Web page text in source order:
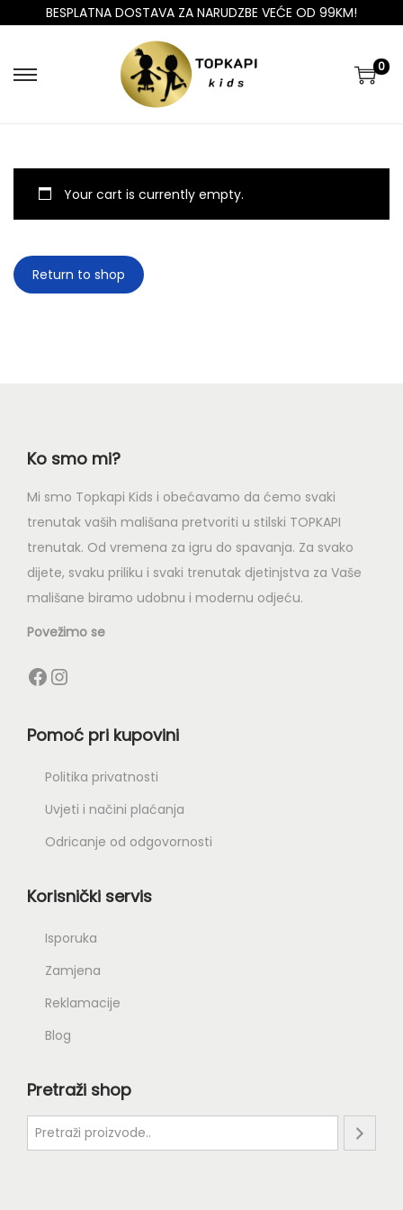
BESPLATNA DOSTAVA ZA NARUDZBE VEĆE OD 99KM!
0
Your cart is currently empty.
Return to shop
Ko smo mi?
Mi smo Topkapi Kids i obećavamo da ćemo svaki
trenutak vaših mališana pretvoriti u stilski TOPKAPI
trenutak. Od vremena za igru do spavanja. Za svako
dijete, svaku priliku i svaki trenutak djetinjstva za Vaše
mališane biramo udobnu i modernu odjeću.
Povežimo se
Pomoć pri kupovini
Politika privatnosti
Uvjeti i načini plaćanja
Odricanje od odgovornosti
Korisnički servis
Isporuka
Zamjena
Reklamacije
Blog
Pretraži shop